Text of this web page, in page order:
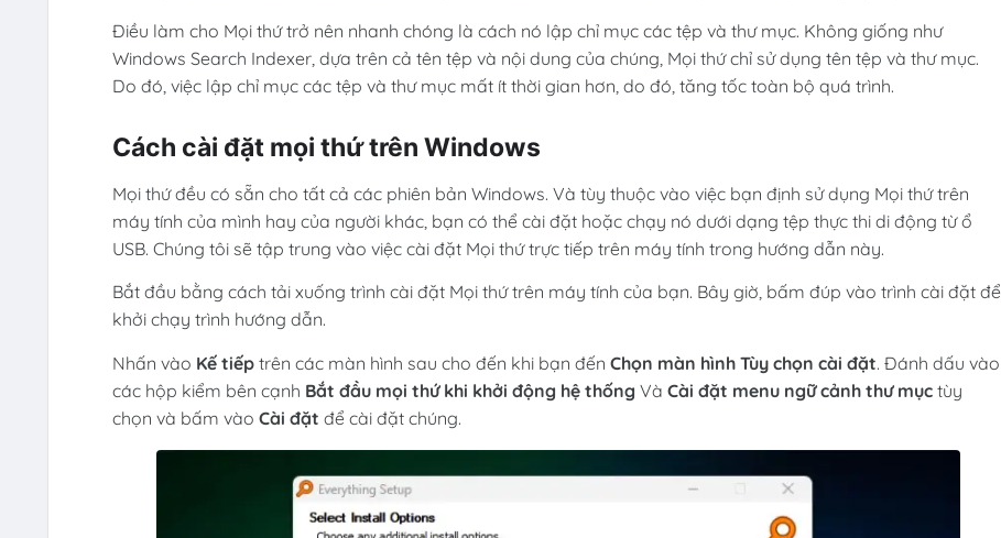
Điều làm cho Mọi thứ trở nên nhanh chóng là cách nó lập chỉ mục các tệp và thư mục. Không giống như
Windows Search Indexer, dựa trên cả tên tệp và nội dung của chúng, Mọi thứ chỉ sử dụng tên tệp và thư mục.
Do đó, việc lập chỉ mục các tệp và thư mục mất ít thời gian hơn, do đó, tăng tốc toàn bộ quá trình.
Cách cài đặt mọi thứ trên Windows
Mọi thứ đều có sẵn cho tất cả các phiên bản Windows. Và tùy thuộc vào việc bạn định sử dụng Mọi thứ trên
máy tính của mình hay của người khác, bạn có thể cài đặt hoặc chạy nó dưới dạng tệp thực thi di động từ ổ
USB. Chúng tôi sẽ tập trung vào việc cài đặt Mọi thứ trực tiếp trên máy tính trong hướng dẫn này.
Bắt đầu bằng cách tải xuống trình cài đặt Mọi thứ trên máy tính của bạn. Bây giờ, bấm đúp vào trình cài đặt để
khởi chạy trình hướng dẫn.
Nhấn vào Kế tiếptrên các màn hình sau cho đến khi bạn đến Chọn màn hình Tùy chọn cài đặt. Đánh dấu vào
các hộp kiểm bên cạnh Bắt đầu mọi thứ khi khởi động hệ thống Và Cài đặt menu ngữ cảnh thư mụctùy
chọn và bấm vào Cài đặt để cài đặt chúng.